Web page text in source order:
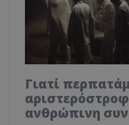
Γιατί
ανθρώπινη